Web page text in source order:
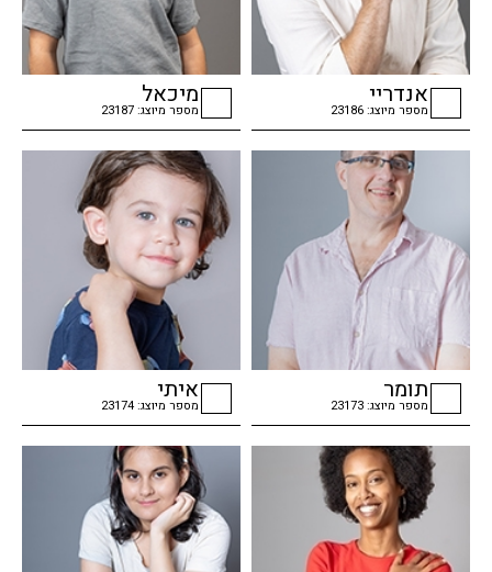
checkbox
אנדריי
מספר מיוצג: 23186
checkbox
מיכאל
מספר מיוצג: 23187
checkbox
תומר
מספר מיוצג: 23173
checkbox
איתי
מספר מיוצג: 23174